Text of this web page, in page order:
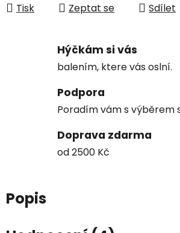
Tisk Zeptat se Sdílet
Hýčkám si vás
balením, ktere vás oslní.
Podpora
Poradím vám s výběrem
Doprava zdarma
od 2500 Kč
Popis